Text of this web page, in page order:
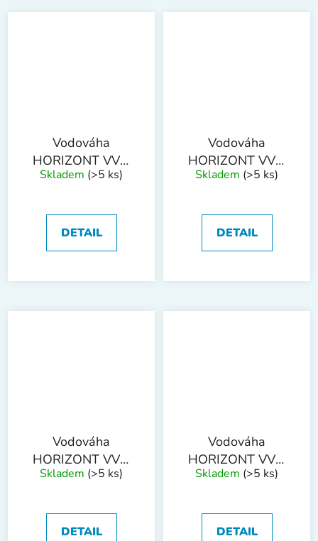
Vodováha
HORIZONT VVM
1000mm 2
Skladem (>5 ks)
DETAIL
Vodováha
HORIZONT VVM
1200mm 2
Skladem (>5 ks)
DETAIL
Vodováha
HORIZONT VVM
1500mm 2
Skladem (>5 ks)
DETAIL
Vodováha
HORIZONT VVM
1800mm 2
Skladem (>5 ks)
DETAIL